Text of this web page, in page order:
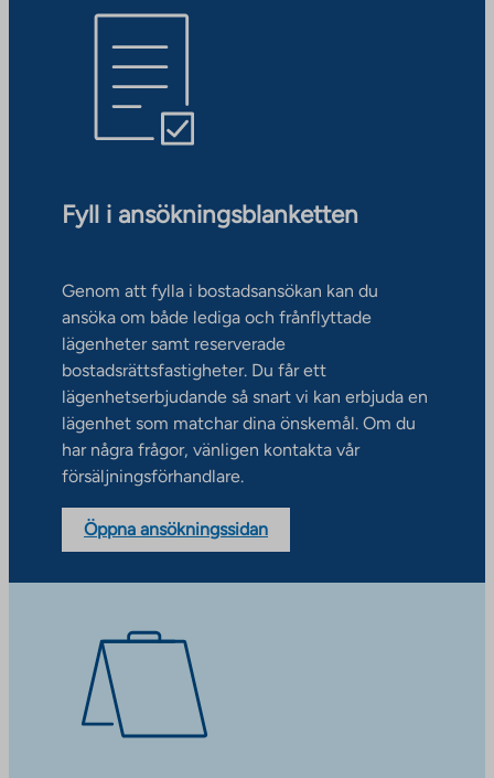
Fyll i ansökningsblanketten
Genom att fylla i bostadsansökan kan du
ansöka om både lediga och frånflyttade
lägenheter samt reserverade
bostadsrättsfastigheter. Du får ett
lägenhetserbjudande så snart vi kan erbjuda en
lägenhet som matchar dina önskemål. Om du
har några frågor, vänligen kontakta vår
försäljningsförhandlare.
Öppna ansökningssidan